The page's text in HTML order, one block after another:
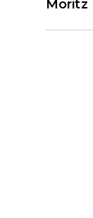
Moritz